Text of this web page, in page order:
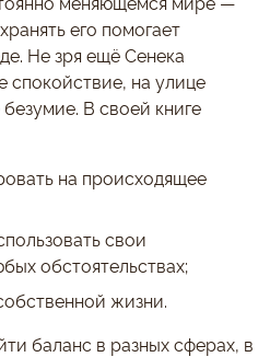
его помогает
Не зря ещё Сенека
спокойствие, на улице
В своей книге
на происходящее
свои
обстоятельствах;
жизни.
баланс в разных сферах, в